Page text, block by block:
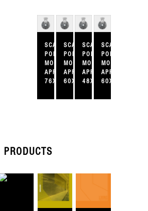
SCATOLA
PORTA
MOLLE
APRIBILE
76X240X60
SCATOLA
PORTA
MOLLE
APRIBILE
60X220X60
SCATOLA
PORTA
MOLLE
APRIBILE
48X200X60
SCATOLA
PORTA
MOLLE
APRIBILE
60X200X60
PRODUCTS